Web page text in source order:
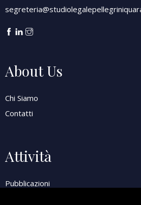
About Us
Chi Siamo
Contatti
Attività
Pubblicazioni